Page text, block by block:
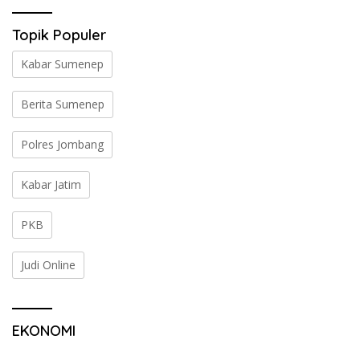
Topik Populer
Kabar Sumenep
Berita Sumenep
Polres Jombang
Kabar Jatim
PKB
Judi Online
EKONOMI